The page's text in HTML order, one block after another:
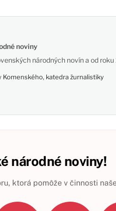
noviny
národných novín a od
katedra žurnalistiky
národné noviny!
ktorá pomôže v činnosti